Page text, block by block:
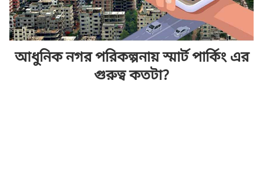
আধুনিক নগর পরিকল্পনায় স্মার্ট পার্কিং এর
গুরুত্ব কতটা?